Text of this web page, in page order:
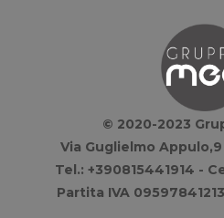
© 2020-2023
Via Guglielmo
Tel.: +390815441914 -
Partita IVA